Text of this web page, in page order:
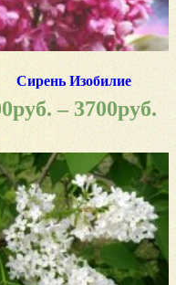
Сирень Изобилие
руб. – 3700руб.